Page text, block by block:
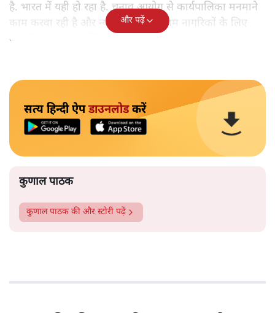
है. भारत में यही हो रहा है. चुनाव आयोग से कार्यपालिका मनमाने
काम करवा रही है और न्यायपालिका ने आम नागरिकों के लिए
कानूनी रास्ते बहुत मुश्किल कर दिए हैं.
और पढ़ें
सत्य हिन्दी ऐपडाउनलोडकरें
कुणाल पाठक
कुणाल पाठक की और स्टोरी पढ़ें